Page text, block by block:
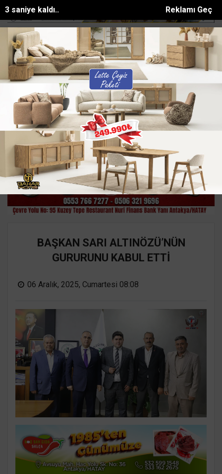
Reklamı Geç
2 saniye kaldı..
SON DAKİKA:
yangınzede üreticilere s... Antalyada 5 kilogram skunk esrar
Ana Sayfa HATAY
BAŞKAN SARI ALTINÖZÜ’NÜN
GURURUNU KABUL ETTİ
06 Aralık, 2025, Cumartesi 08:08